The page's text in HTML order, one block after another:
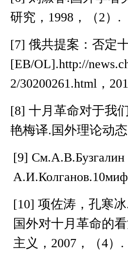
研究， 1998 ，（2） .
[7] 俄共提案：否定
[EB/OL].http://
2/30200261.html ，
[8] 十月革命对于我
艳梅译. 国外理论动态
[9] См.А.В.Бузгалин
А.И.Колганов.10
[10] 项佐涛，孔寒冰
国外对十月革命的
主义， 2007 ，（4） .